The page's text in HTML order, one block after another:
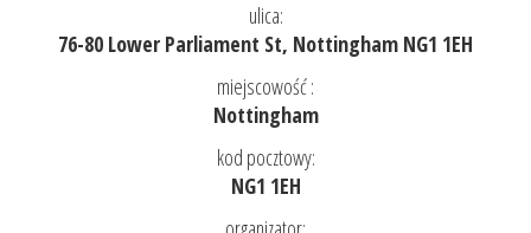
ulica:
76-80 Lower Parliament St, Nottingham NG1 1EH
miejscowość :
Nottingham
kod pocztowy:
NG1 1EH